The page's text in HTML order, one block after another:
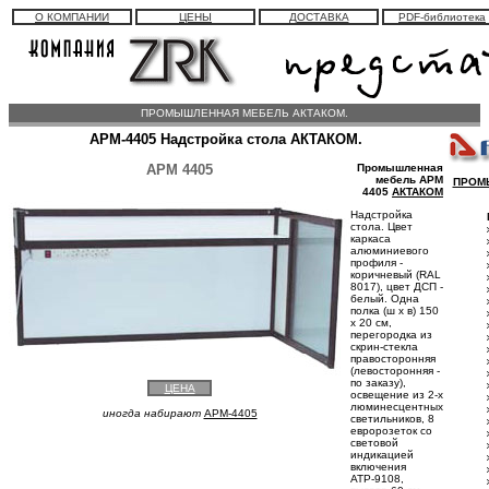
О КОМПАНИИ ЦЕНЫ ДОСТАВКА PDF-библиотека
ПРОМЫШЛЕННАЯ МЕБЕЛЬ АКТАКОМ.
АРМ-4405 Надстройка стола АКТАКОМ.
АРМ 4405
Промышленная
мебель АРМ
4405 АКТАКОМ
Надстройка
стола. Цвет
каркаса
алюминиевого
профиля -
коричневый (RAL
8017), цвет ДСП -
белый. Одна
полка (ш х в) 150
х 20 см,
перегородка из
скрин-стекла
правосторонняя
(левосторонняя -
по заказу),
освещение из 2-х
люминесцентных
светильников, 8
евророзеток со
световой
индикацией
включения
АТР-9108,
ЦЕНА
иногда набирают APM-4405